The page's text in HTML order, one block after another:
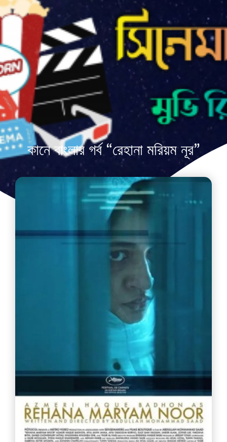
কানে বাংলার গর্ব “রেহানা মরিয়ম নূর”